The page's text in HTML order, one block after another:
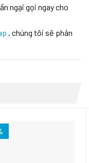
ngại gọi ngay cho
, chúng tôi sẽ phản